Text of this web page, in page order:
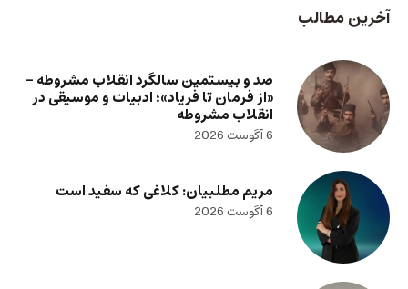
آخرین مطالب
صد و بیستمین سالگرد انقلاب مشروطه –
«از فرمان تا فریاد»؛ ادبیات و موسیقی در
انقلاب مشروطه
6 آگوست 2026
مریم مطلبیان: کلاغی که سفید است
6 آگوست 2026